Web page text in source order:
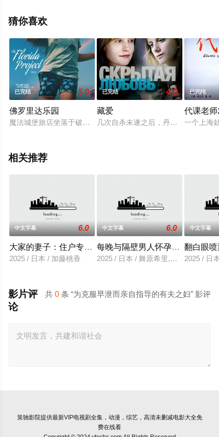
剧情网等平台了解。
。
猜你喜欢
已完结 5.0
佛罗里达乐园
魔法城堡旅店坐落于破败的弗罗里达州基西米县，在这个经济萧
已完结 4.0
藏爱
几次自杀未遂之后，丹尼埃尔被送
已完结
代课老师
一个上海
相关推荐
中文字幕 6.0
大家的妻子：住户专用洞口
2025 / 日本 / 加藤桃香
中文字幕 6.0
每晚与隔壁男人怀孕性爱
2025 / 日本 / 舞原希里,佐川金二
中文字幕
翻白眼
2025 / 日
共0 条 “为克服早泄而亲自指导的有夫之妇” 影评
影片评
论
策驰影院提供最新VIP电视剧全集，动漫，综艺，高清未删减电影大全免
费在线看